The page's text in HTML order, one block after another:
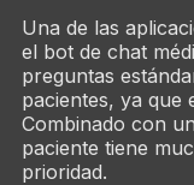
Una de las
el bot de chat
preguntas
pacientes, ya que
Combinado con
paciente tiene
prioridad.